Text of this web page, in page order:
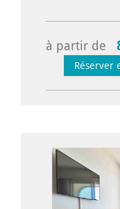
à partir de
Réserver